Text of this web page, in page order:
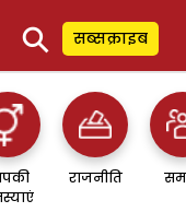
⚲ सब्सक्राइब
राजनीति